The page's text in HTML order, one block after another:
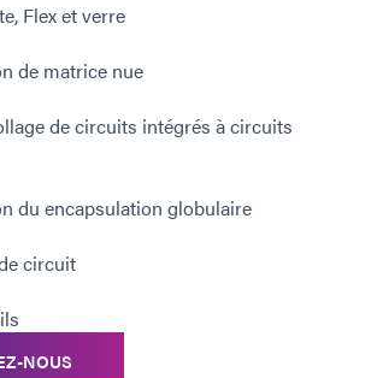
Flex et verre
de matrice nue
de circuits intégrés à circuits
du encapsulation globulaire
circuit
NOUS